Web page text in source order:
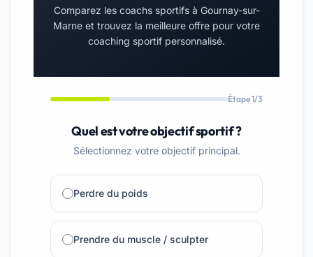
Comparez les coachs sportifs à Gournay-sur-
Marne et trouvez la meilleure offre pour votre
coaching sportif personnalisé.
Étape 1/3
Quel est votre objectif sportif ?
Sélectionnez votre objectif principal.
Perdre du poids
Prendre du muscle / sculpter